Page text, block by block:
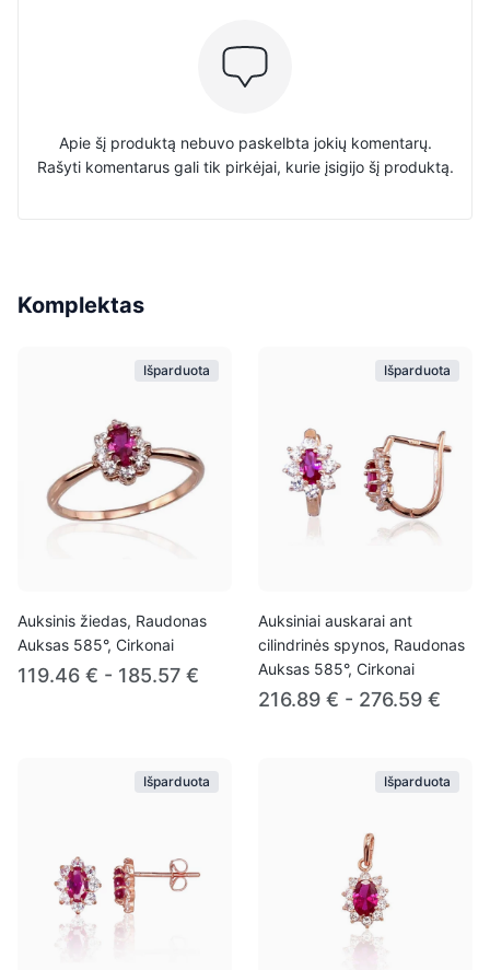
Apie šį produktą nebuvo paskelbta jokių komentarų.
Rašyti komentarus gali tik pirkėjai, kurie įsigijo šį produktą.
Komplektas
Išparduota
Auksinis žiedas, Raudonas
Auksas 585°, Cirkonai
119.46 € - 185.57 €
Išparduota
Auksiniai auskarai ant
cilindrinės spynos, Raudonas
Auksas 585°, Cirkonai
216.89 € - 276.59 €
Išparduota Išparduota